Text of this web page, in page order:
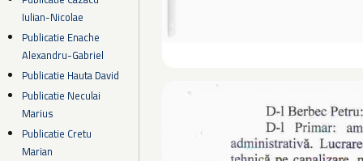
Iulian-Nicolae
Publicatie Enache
Alexandru-Gabriel
Publicatie Hauta David
Publicatie Neculai
Marius
Publicatie Cretu
Marian